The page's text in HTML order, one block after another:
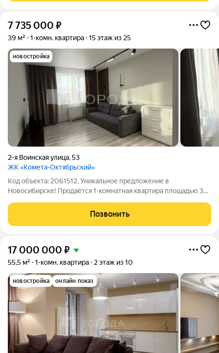
7 735 000 ₽
39 м² 1-комн. квартира 15 этаж из 25
новостройка
2-я Воинская улица,53
ЖК «Комета-Октябрьский»
Код объекта: 2061512. Уникальное предложение в
Новосибирске! Продаётся 1-комнатная квартира площадью 39
построенного в 2025 году по адресу: 2-я Воинская улица, 53.
Дизайнерский ремонт, высокие
Позвонить
17 000 000 ₽
55,5 м² 1-комн. квартира 2 этаж из 10
новостройка онлайн показ